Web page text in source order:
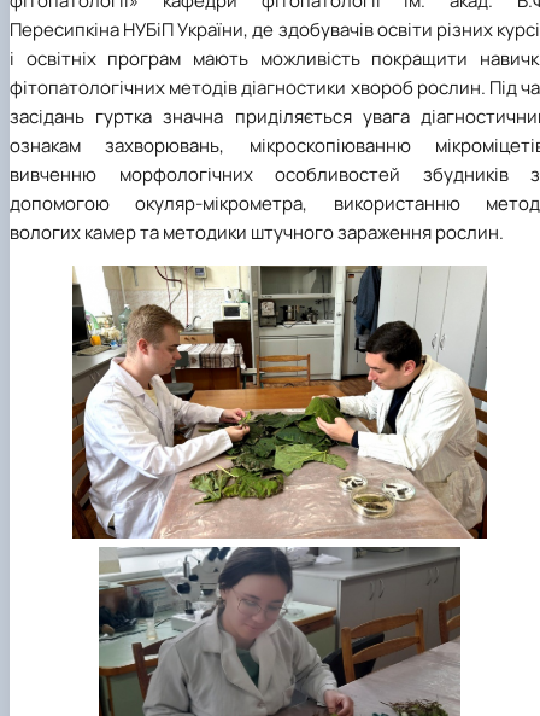
Пересипкіна НУБіП України, де здобувачів освіти різних
і освітніх програм мають можливість покращити
фітопатологічних методів діагностики хвороб рослин. Під
засідань гуртка значна приділяється увага
ознакам захворювань, мікроскопіюванню
вивченню морфологічних особливостей збудників
допомогою окуляр-мікрометра, використанню
вологих камер та методики штучного зараження рослин.